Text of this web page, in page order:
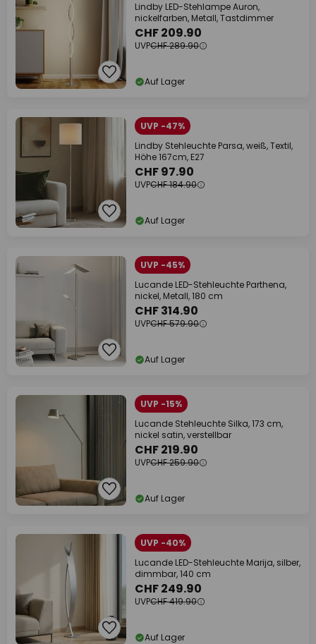
Lindby LED-Stehlampe Auron,
nickelfarben, Metall, Tastdimmer
CHF 209.90
UVPCHF 289.90
Auf Lager
UVP -47%
Lindby Stehleuchte Parsa, weiß, Textil,
Höhe 167cm, E27
CHF 97.90
UVPCHF 184.90
Auf Lager
UVP -45%
Lucande LED-Stehleuchte Parthena,
nickel, Metall, 180 cm
CHF 314.90
UVPCHF 579.90
Auf Lager
UVP -15%
Lucande Stehleuchte Silka, 173 cm,
nickel satin, verstellbar
CHF 219.90
UVPCHF 259.90
Auf Lager
UVP -40%
Lucande LED-Stehleuchte Marija, silber,
dimmbar, 140 cm
CHF 249.90
UVPCHF 419.90
Auf Lager